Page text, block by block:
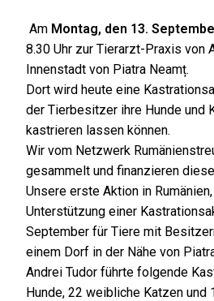
Am Montag, den 13.
8.30 Uhr zur Tierarzt-Praxis von
Innenstadt von Piatra Neamț.
Dort wird heute eine
der Tierbesitzer ihre Hunde und
kastrieren lassen können.
Wir vom Netzwerk
gesammelt und finanzieren
Unsere erste Aktion in
Unterstützung einer
September für Tiere mit
einem Dorf in der Nähe von
Andrei Tudor führte folgende
Hunde, 22 weibliche Katzen und